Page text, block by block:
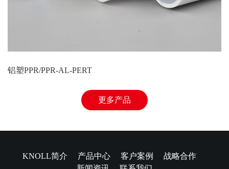
铝塑PPR/PPR-AL-PERT
更多产品
KNOLL简介 产品中心 客户案例
战略合作